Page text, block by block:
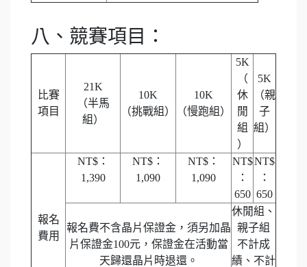
八、競賽項目：
比賽
項目
21K
（半馬
組）
10K
（挑戰組）
10K
（慢跑組）
5K
（
休
閒
組
）
5K
（親
子
組）
報名
費用
NT$：
1,390
NT$：
1,090
NT$：
1,090
NT$
：
650
NT$
：
650
報名費不含晶片保證金，須另加晶
片保證金100元，保證金在活動當
天歸還晶片時退還。
休閒組、
親子組
不計成
績、不計